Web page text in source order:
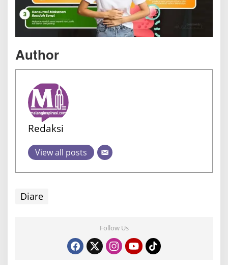
Author
Redaksi
View all posts
Diare
Follow Us